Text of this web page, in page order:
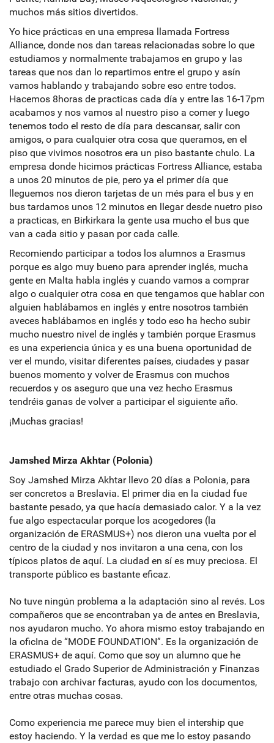
muchos más sitios divertidos.
Yo hice prácticas en una empresa llamada Fortress
Alliance, donde nos dan tareas relacionadas sobre lo que
estudiamos y normalmente trabajamos en grupo y las
tareas que nos dan lo repartimos entre el grupo y asín
vamos hablando y trabajando sobre eso entre todos.
Hacemos 8horas de practicas cada día y entre las 16-17pm
acabamos y nos vamos al nuestro piso a comer y luego
tenemos todo el resto de día para descansar, salir con
amigos, o para cualquier otra cosa que queramos, en el
piso que vivimos nosotros era un piso bastante chulo. La
empresa donde hicimos prácticas Fortress Alliance, estaba
a unos 20 minutos de pie, pero ya el primer día que
lleguemos nos dieron tarjetas de un més para el bus y en
bus tardamos unos 12 minutos en llegar desde nuetro piso
a practicas, en Birkirkara la gente usa mucho el bus que
van a cada sitio y pasan por cada calle.
Recomiendo participar a todos los alumnos a Erasmus
porque es algo muy bueno para aprender inglés, mucha
gente en Malta habla inglés y cuando vamos a comprar
algo o cualquier otra cosa en que tengamos que hablar con
alguien hablábamos en inglés y entre nosotros también
aveces hablábamos en inglés y todo eso ha hecho subir
mucho nuestro nivel de inglés y también porque Erasmus
es una experiencia única y es una buena oportunidad de
ver el mundo, visitar diferentes países, ciudades y pasar
buenos momento y volver de Erasmus con muchos
recuerdos y os aseguro que una vez hecho Erasmus
tendréis ganas de volver a participar el siguiente año.
¡Muchas gracias!
Jamshed Mirza Akhtar (Polonia)
Soy Jamshed Mirza Akhtar llevo 20 días a Polonia, para
ser concretos a Breslavia. El primer dia en la ciudad fue
bastante pesado, ya que hacía demasiado calor. Y a la vez
fue algo espectacular porque los acogedores (la
organización de ERASMUS+) nos dieron una vuelta por el
centro de la ciudad y nos invitaron a una cena, con los
típicos platos de aquí. La ciudad en sí es muy preciosa. El
transporte público es bastante eficaz.
No tuve ningún problema a la adaptación sino al revés. Los
compañeros que se encontraban ya de antes en Breslavia,
nos ayudaron mucho. Yo ahora mismo estoy trabajando en
la oficIna de “MODE FOUNDATION”. Es la organización de
ERASMUS+ de aquí. Como que soy un alumno que he
estudiado el Grado Superior de Administración y Finanzas
trabajo con archivar facturas, ayudo con los documentos,
entre otras muchas cosas.
Como experiencia me parece muy bien el intership que
estoy haciendo. Y la verdad es que me lo estoy pasando